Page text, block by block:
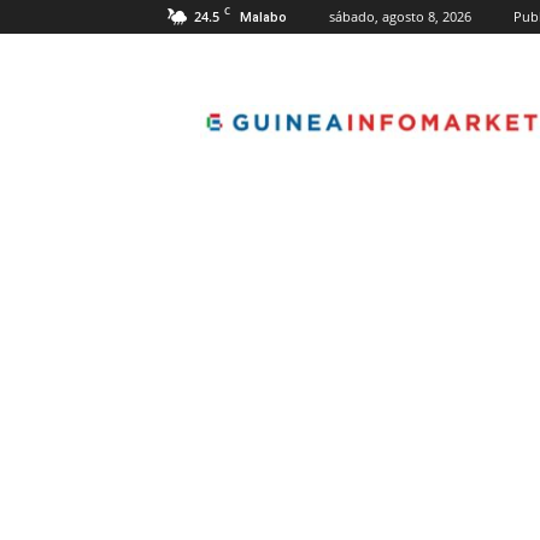
24.5 C Malabo sábado, agosto 8, 2026